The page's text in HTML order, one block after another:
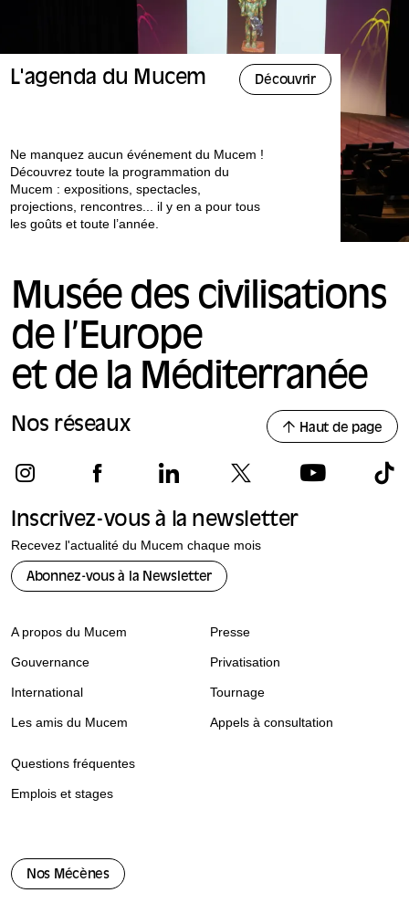
L'agenda du Mucem Découvrir
Ne manquez aucun événement du Mucem !
Découvrez toute la programmation du
Mucem : expositions, spectacles,
projections, rencontres... il y en a pour tous
les goûts et toute l’année.
Musée des civilisations
de l’Europe
et de la Méditerranée
Nos réseaux Haut de page
Inscrivez-vous à la newsletter
Recevez l'actualité du Mucem chaque mois
Abonnez-vous à la Newsletter
Nos Mécènes
A propos du Mucem
Gouvernance
International
Les amis du Mucem
Presse
Privatisation
Tournage
Appels à consultation
Questions fréquentes
Emplois et stages